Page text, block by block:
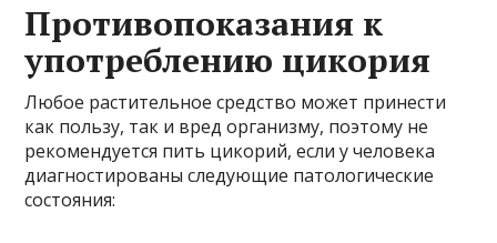
Противопоказания к
употреблению цикория
Любое растительное средство может принести
как пользу, так и вред организму, поэтому не
рекомендуется пить цикорий, если у человека
диагностированы следующие патологические
состояния: